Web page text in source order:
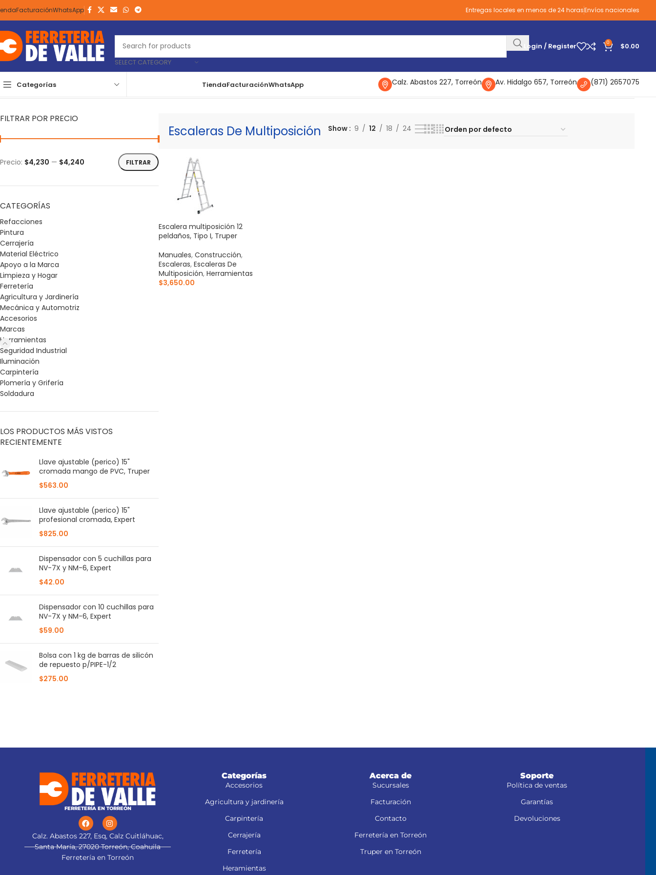
FacturaciónWhatsApp Entregas locales en menos de 24 horasEnvíos nacionales
SELECT CATEGORY
Login / Register 0 $0.00
Categorías TiendaFacturaciónWhatsApp Calz. Abastos 227, Torreón Av. Hidalgo 657, Torreón
(871) 2657075
Mostrando el único resultado
FILTRAR POR PRECIO
FILTRAR
Precio: $4,230 — $4,240
CATEGORÍAS
Refacciones
Pintura
Cerrajería
Material Eléctrico
Apoyo a la Marca
Limpieza y Hogar
Ferretería
Agricultura y Jardinería
Mecánica y Automotriz
Accesorios
Marcas
Herramientas
Seguridad Industrial
Iluminación
Carpintería
Plomería y Grifería
Soldadura
LOS PRODUCTOS MÁS VISTOS
RECIENTEMENTE
Llave ajustable (perico) 15"
cromada mango de PVC, Truper
$563.00
Llave ajustable (perico) 15"
profesional cromada, Expert
$825.00
Dispensador con 5 cuchillas para
NV-7X y NM-6, Expert
$42.00
Dispensador con 10 cuchillas para
NV-7X y NM-6, Expert
$59.00
Bolsa con 1 kg de barras de silicón
de repuesto p/PIPE-1/2
$275.00
Escaleras De Multiposición Show 9 12 18 24
Escalera multiposición 12
peldaños, Tipo I, Truper
Manuales, Construcción,
Escaleras, Escaleras De
Multiposición, Herramientas
$3,650.00
FERRETERÍA EN TORREÓN
Calz. Abastos 227, Esq, Calz Cuitláhuac,
Santa María, 27020 Torreón, Coahuila
Ferretería en Torreón
Categorías
Accesorios
Agricultura y jardinería
Carpintería
Cerrajería
Ferretería
Heramientas
Acerca de
Sucursales
Facturación
Contacto
Ferretería en Torreón
Truper en Torreón
Soporte
Política de ventas
Garantías
Devoluciones